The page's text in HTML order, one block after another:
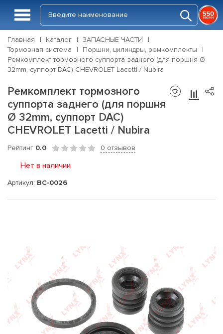
Главная Каталог
ЗАПАСНЫЕ ЧАСТИ
Тормозная система
Поршни, цилиндры, ремкомплекты
Ремкомплект тормозного суппорта заднего (для поршня Ø
32mm, суппорт DAC) CHEVROLET Lacetti / Nubira
Ремкомплект тормозного
суппорта заднего (для поршня
Ø 32mm, суппорт DAC)
CHEVROLET Lacetti / Nubira
Рейтинг 0.0 0 отзывов
Нет в наличии
Артикул: BC-0026